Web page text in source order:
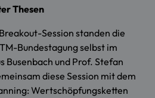
Thesen
Session standen die
Bundestagung selbst im
Busenbach und Prof. Stefan
diese Session mit dem
Wertschöpfungsketten